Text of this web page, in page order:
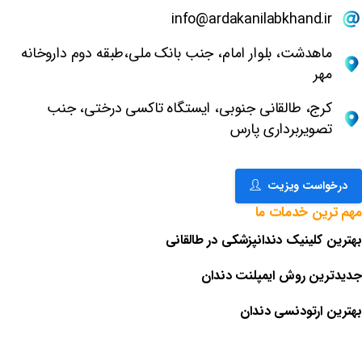
info@ardakanilabkhand.ir
ماهدشت، بلوار امام، جنب بانک ملی،طبقه دوم داروخانه
مهر
کرج، طالقانی جنوبی، ایستگاه تاکسی درختی، جنب
تصویربرداری پارس
درخواست ویزیت
مهم ترین خدمات ما
بهترین کلینیک دندانپزشکی در طالقانی
جدیدترین روش ایمپلنت دندان
بهترین ارتودنسی دندان